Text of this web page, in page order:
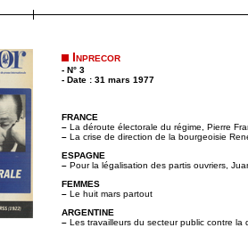
Inprecor
- N° 3
- Date : 31 mars 1977
FRANCE
– La déroute électorale du régime, Pierre
– La crise de direction de la bourgeoisie
ESPAGNE
– Pour la légalisation des partis ouvriers,
FEMMES
– Le huit mars partout
ARGENTINE
– Les travailleurs du secteur public contre la